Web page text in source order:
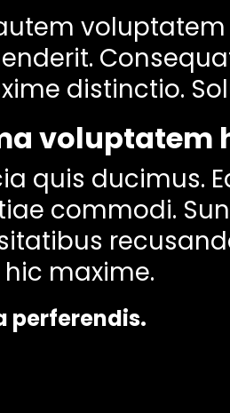
distinctio.
voluptatem
quis ducimus.
commodi.
maxime.
perferendis.